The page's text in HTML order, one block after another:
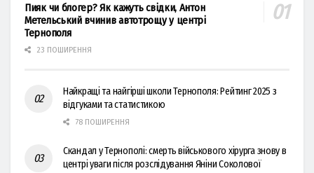
Пияк чи блогер? Як кажуть свідки, Антон
Метельський вчинив автотрощу у центрі
Тернополя
23 ПОШИРЕННЯ
Найкращі та найгірші школи Тернополя: Рейтинг 2025 з
відгуками та статистикою
78 ПОШИРЕННЯ
Скандал у Тернополі: смерть військового хірурга знову в
центрі уваги після розслідування Яніни Соколової